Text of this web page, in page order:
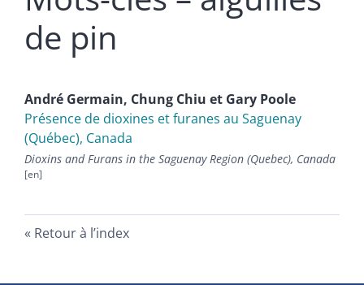
de pin
André Germain, Chung Chiu et Gary Poole
Présence de dioxines et furanes au Saguenay
(Québec), Canada
Dioxins and Furans in the Saguenay Region (Quebec), Canada
Retour à l’index